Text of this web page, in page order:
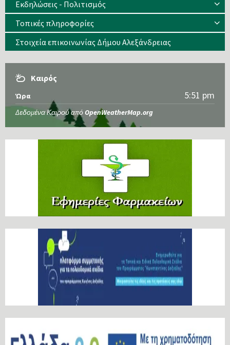
Εκδηλώσεις - Πολιτισμός
Τοπικές πληροφορίες
Στοιχεία επικοινωνίας Δήμου Αλεξάνδρειας
Καιρός
Ώρα 5:51 pm
Δεδομένα Καιρού από OpenWeatherMap.org